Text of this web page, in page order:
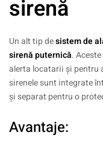
sirenă
Un alt tip desistem de
sirenă puternică.
alerta locatarii și pentru
sirenele sunt integrate
și separat pentru o
Avantaje: